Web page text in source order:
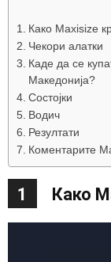
Како Maxisize
Чекори алатки
Каде да се
Македонија?
Состојки
Водич
Резултати
Коментарите
1 Како